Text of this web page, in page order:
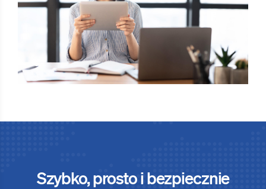
Szybko, prosto i bezpiecznie